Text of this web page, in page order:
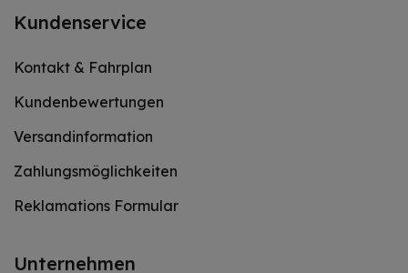
Kundenservice
Kontakt & Fahrplan
Kundenbewertungen
Versandinformation
Zahlungsmöglichkeiten
Reklamations Formular
Unternehmen